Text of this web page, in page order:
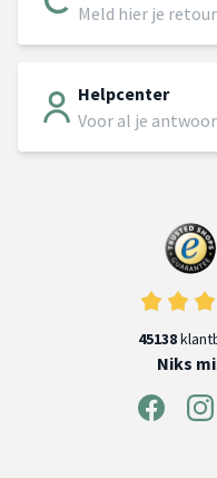
Meld hier je
Helpcenter
Voor al je
45138
Niks